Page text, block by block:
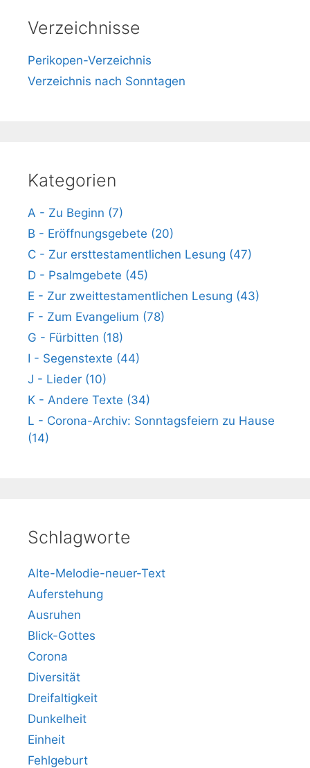
Verzeichnisse
Perikopen-Verzeichnis
Verzeichnis nach Sonntagen
Kategorien
A - Zu Beginn (7)
B - Eröffnungsgebete (20)
C - Zur ersttestamentlichen Lesung (47)
D - Psalmgebete (45)
E - Zur zweittestamentlichen Lesung (43)
F - Zum Evangelium (78)
G - Fürbitten (18)
I - Segenstexte (44)
J - Lieder (10)
K - Andere Texte (34)
L - Corona-Archiv: Sonntagsfeiern zu Hause
(14)
Schlagworte
Alte-Melodie-neuer-Text
Auferstehung
Ausruhen
Blick-Gottes
Corona
Diversität
Dreifaltigkeit
Dunkelheit
Einheit
Fehlgeburt